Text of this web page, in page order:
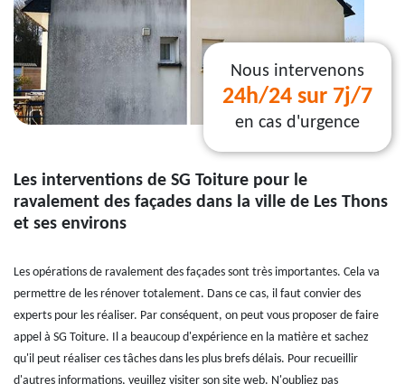
Nous intervenons
24h/24 sur 7j/7
en cas d'urgence
Les interventions de SG Toiture pour le
ravalement des façades dans la ville de Les Thons
et ses environs
Les opérations de ravalement des façades sont très importantes. Cela va
permettre de les rénover totalement. Dans ce cas, il faut convier des
experts pour les réaliser. Par conséquent, on peut vous proposer de faire
appel à SG Toiture. Il a beaucoup d'expérience en la matière et sachez
qu'il peut réaliser ces tâches dans les plus brefs délais. Pour recueillir
d'autres informations, veuillez visiter son site web. N'oubliez pas